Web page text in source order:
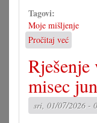
Tagovi:
Moje mišljenje
Pročitaj već
Fit
za
misec
sri, 01/07/2026 -